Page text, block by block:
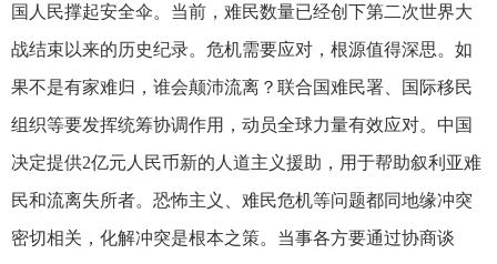
国人民撑起安全伞。当前，难民数量已经创下第二次世界大
战结束以来的历史纪录。危机需要应对，根源值得深思。如
果不是有家难归，谁会颠沛流离？联合国难民署、国际移民
组织等要发挥统筹协调作用，动员全球力量有效应对。中国
决定提供2亿元人民币新的人道主义援助，用于帮助叙利亚难
民和流离失所者。恐怖主义、难民危机等问题都同地缘冲突
密切相关，化解冲突是根本之策。当事各方要通过协商谈